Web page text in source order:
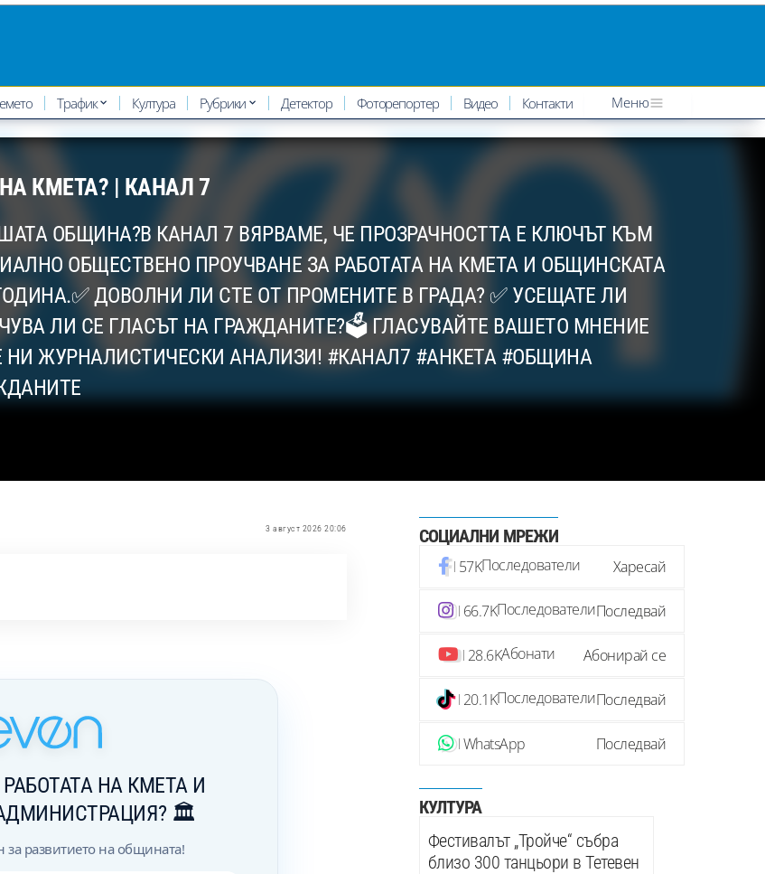
Трафик Култура Рубрики Детектор Фоторепортер Видео Контакти Меню
КМЕТА? | КАНАЛ 7
ОБЩИНА?В КАНАЛ 7 ВЯРВАМЕ, ЧЕ ПРОЗРАЧНОСТТА Е КЛЮЧЪТ КЪМ
ОБЩЕСТВЕНО ПРОУЧВАНЕ ЗА РАБОТАТА НА КМЕТА И ОБЩИНСКАТА
ДОВОЛНИ ЛИ СТЕ ОТ ПРОМЕНИТЕ В ГРАДА? ✅ УСЕЩАТЕ ЛИ
ЛИ СЕ ГЛАСЪТ НА ГРАЖДАНИТЕ?🗳️ ГЛАСУВАЙТЕ ВАШЕТО МНЕНИЕ
ЖУРНАЛИСТИЧЕСКИ АНАЛИЗИ! #КАНАЛ7 #АНКЕТА #ОБЩИНА
3 август 2026 20:06
НА КМЕТА И
🏛️
за развитието на общината!
СОЦИАЛНИ МРЕЖИ
57KПоследователи Харесай
66.7KПоследователиПоследвай
28.6KАбонати Абонирай се
20.1KПоследователиПоследвай
WhatsApp Последвай
КУЛТУРА
Фестивалът „Тройче“ събра
близо 300 танцьори в Тетевен